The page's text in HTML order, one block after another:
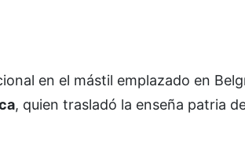
en el mástil emplazado en
, quien trasladó la enseña patria